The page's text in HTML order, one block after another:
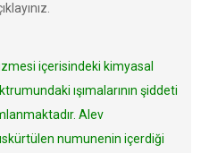
içerisindeki kimyasal
ışımalarının şiddeti
Alev
numunenin içerdiği